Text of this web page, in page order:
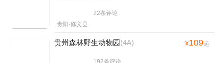
22条评论
贵阳·修文县
贵州森林野生动物园(4A) ¥109起
192条评论